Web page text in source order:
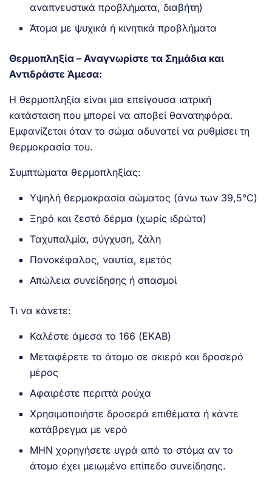
αναπνευστικά προβλήματα, διαβήτη)
Άτομα με ψυχικά ή κινητικά προβλήματα
Θερμοπληξία – Αναγνωρίστε τα Σημάδια και
Αντιδράστε Άμεσα:
Η θερμοπληξία είναι μια επείγουσα ιατρική
κατάσταση που μπορεί να αποβεί θανατηφόρα.
Εμφανίζεται όταν το σώμα αδυνατεί να ρυθμίσει τη
θερμοκρασία του.
Συμπτώματα θερμοπληξίας:
Υψηλή θερμοκρασία σώματος (άνω των 39,5°C)
Ξηρό και ζεστό δέρμα (χωρίς ιδρώτα)
Ταχυπαλμία, σύγχυση, ζάλη
Πονοκέφαλος, ναυτία, εμετός
Απώλεια συνείδησης ή σπασμοί
Τι να κάνετε:
Καλέστε άμεσα το 166 (ΕΚΑΒ)
Μεταφέρετε το άτομο σε σκιερό και δροσερό
μέρος
Αφαιρέστε περιττά ρούχα
Χρησιμοποιήστε δροσερά επιθέματα ή κάντε
κατάβρεγμα με νερό
ΜΗΝ χορηγήσετε υγρά από το στόμα αν το
άτομο έχει μειωμένο επίπεδο συνείδησης.